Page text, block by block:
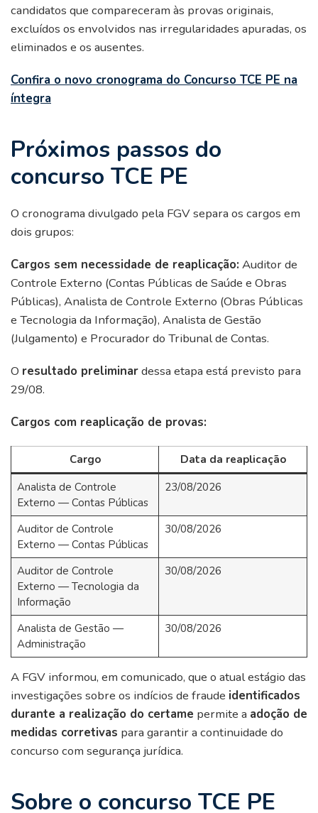
candidatos que compareceram às provas originais,
excluídos os envolvidos nas irregularidades apuradas, os
eliminados e os ausentes.
Confira o novo cronograma do Concurso TCE PE na
íntegra
Próximos passos do
concurso TCE PE
O cronograma divulgado pela FGV separa os cargos em
dois grupos:
Cargos sem necessidade de reaplicação: Auditor de
Controle Externo (Contas Públicas de Saúde e Obras
Públicas), Analista de Controle Externo (Obras Públicas
e Tecnologia da Informação), Analista de Gestão
(Julgamento) e Procurador do Tribunal de Contas.
O resultado preliminardessa etapa está previsto para
29/08.
Cargos com reaplicação de provas:
Cargo
Data da reaplicação
Analista de Controle
Externo — Contas Públicas
23/08/2026
Auditor de Controle
Externo — Contas Públicas
30/08/2026
Auditor de Controle
Externo — Tecnologia da
Informação
30/08/2026
Analista de Gestão —
Administração
30/08/2026
A FGV informou, em comunicado, que o atual estágio das
investigações sobre os indícios de fraude identificados
durante a realização do certame permite a adoção de
medidas corretivas para garantir a continuidade do
concurso com segurança jurídica.
Sobre o concurso TCE PE